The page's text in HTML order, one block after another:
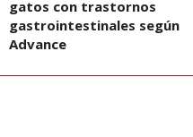
gatos con trastornos
gastrointestinales según
Advance